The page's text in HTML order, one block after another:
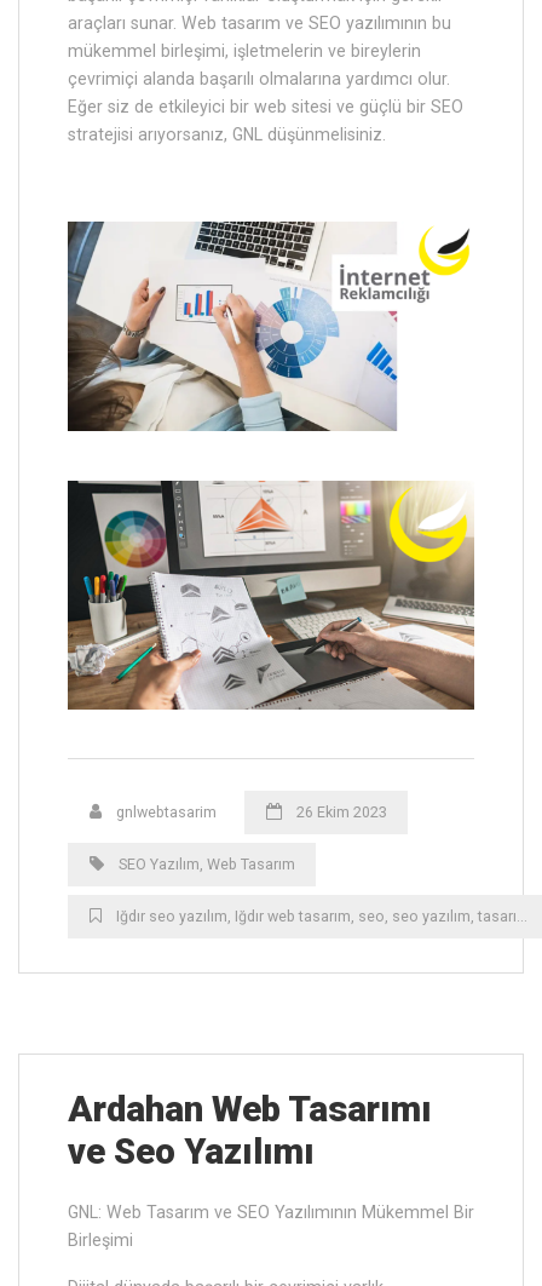
araçları sunar. Web tasarım ve SEO yazılımının bu
mükemmel birleşimi, işletmelerin ve bireylerin
çevrimiçi alanda başarılı olmalarına yardımcı olur.
Eğer siz de etkileyici bir web sitesi ve güçlü bir SEO
stratejisi arıyorsanız, GNL düşünmelisiniz.
gnlwebtasarim 26 Ekim 2023
SEO Yazılım, Web Tasarım
Iğdır ‎seo yazılım, Iğdır ‎web tasarım, seo, seo yazılım,tasarım
Ardahan ‎Web Tasarımı
ve Seo Yazılımı
GNL: Web Tasarım ve SEO Yazılımının Mükemmel Bir
Birleşimi